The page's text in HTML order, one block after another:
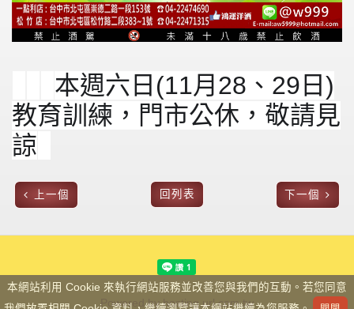
本週六日(11月28、29日)
教育訓練，門市公休，敬請見
諒
上一個 回列表 下一個
Powered by hosting.url.com.tw
本網站利用 Cookie 來執行網站服務並改善您與我們的互動。若您同意